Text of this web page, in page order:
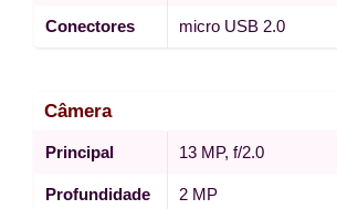
Conectores micro USB 2.0
Câmera
Principal 13 MP, f/2.0
Profundidade 2 MP